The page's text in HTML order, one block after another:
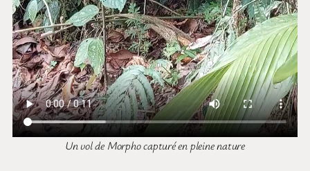
Un vol de Morpho capturé en pleine nature